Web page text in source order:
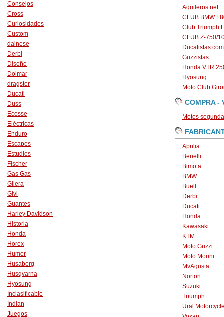
Consejos
Cross
Curiosidades
Custom
dainese
Derbi
Diseño
Dolmar
dragster
Ducati
Duss
Ecosse
Eléctricas
Enduro
Escapes
Estudios
Fischer
Gas Gas
Gilera
Givi
Guantes
Harley Davidson
Historia
Honda
Horex
Humor
Husaberg
Husqvarna
Hyosung
Inclasificable
Indian
Juegos
Aquileros.net
CLUB BMW
Club Triumph
CLUB Z-750/
Ducatistas.com
Guzzistas
Honda VTR
Hyosung
Moto Club
COMPRA -
Motos
Aprilia
Benelli
Bimota
BMW
Buell
Derbi
Ducati
Honda
Kawasaki
KTM
Moto Guzzi
Moto Morini
MvAgusta
Norton
Suzuki
Triumph
Ural